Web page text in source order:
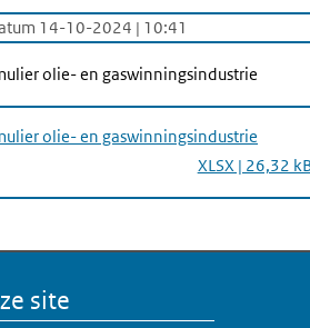
14-10-2024 | 10:41
olie- en gaswinningsindustrie
olie- en gaswinningsindustrie
XLSX | 26,32
site